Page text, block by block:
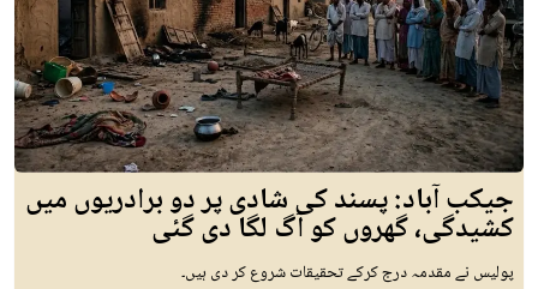
جیکب آباد: پسند کی شادی پر دو برادریوں میں
کشیدگی، گھروں کو آگ لگا دی گئی
پولیس نے مقدمہ درج کرکے تحقیقات شروع کر دی ہیں۔